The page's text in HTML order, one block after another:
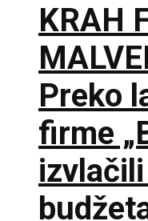
KRAH
Preko
firme